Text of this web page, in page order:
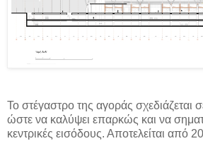
Το στέγαστρο της αγοράς σχεδιάζεται
ώστε να καλύψει επαρκώς και να
κεντρικές εισόδους. Αποτελείται από